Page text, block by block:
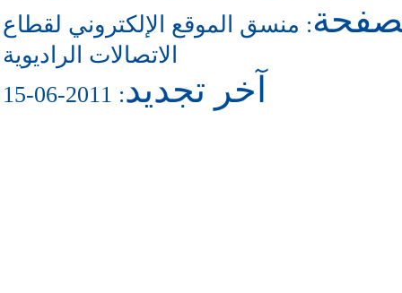
: منسق الموقع الإلكتروني لقطاع
الاتصالات الراديوية
آخر تجديد: 2011-06-15